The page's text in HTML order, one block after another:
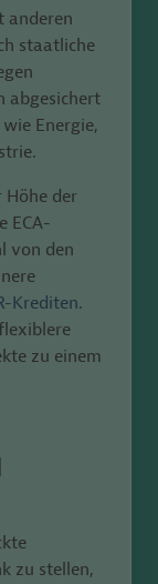
anderen
staatliche
abgesichert
Energie,
der
ECA-
von den
Krediten.
zu einem
zu stellen,